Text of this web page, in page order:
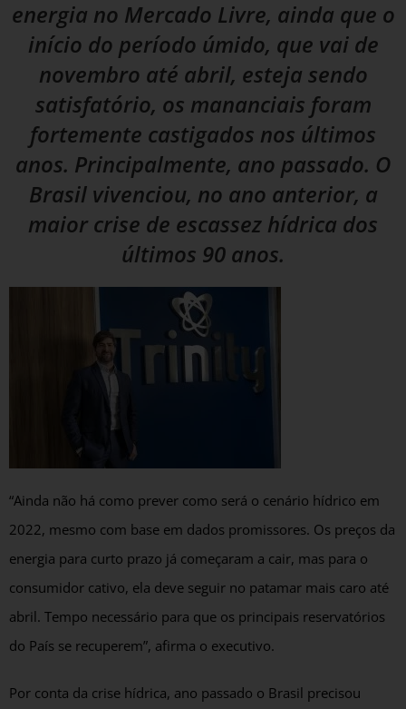
energia no Mercado Livre, ainda que o
início do período úmido, que vai de
novembro até abril, esteja sendo
satisfatório, os mananciais foram
fortemente castigados nos últimos
anos. Principalmente, ano passado. O
Brasil vivenciou, no ano anterior, a
maior crise de escassez hídrica dos
últimos 90 anos.
“Ainda não há como prever como será o cenário hídrico em
2022, mesmo com base em dados promissores. Os preços da
energia para curto prazo já começaram a cair, mas para o
consumidor cativo, ela deve seguir no patamar mais caro até
abril. Tempo necessário para que os principais reservatórios
do País se recuperem”, afirma o executivo.
Por conta da crise hídrica, ano passado o Brasil precisou